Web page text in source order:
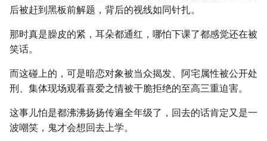
后被赶到黑板前解题，背后的视线如同针扎。
那时真是臊皮的紧，耳朵都通红，哪怕下课了都感觉还在被
笑话。
而这碰上的，可是暗恋对象被当众揭发、阿宅属性被公开处
刑、集体现场观看喜爱之情被干脆拒绝的至高三重迫害。
这事儿怕是都沸沸扬扬传遍全年级了，回去的话肯定又是一
波嘲笑，鬼才会想回去上学。